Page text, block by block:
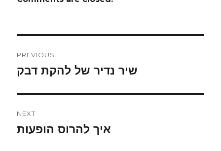
navigation
PREVIOUS
Previous
שיר נדיר של להקת דבק
NEXT
Next
איך להרוס הופעות